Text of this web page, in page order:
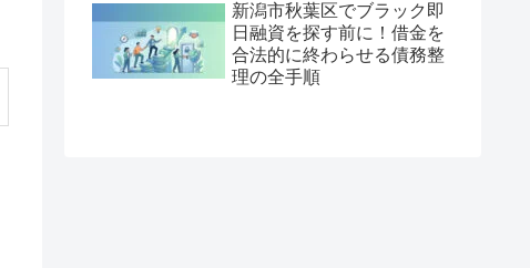
新潟市秋葉区でブラック即
日融資を探す前に！借金を
合法的に終わらせる債務整
理の全手順